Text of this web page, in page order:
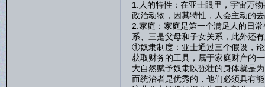
1.人的特性：在亚士眼里，宇宙万
政治动物，因其特性，人会主动的
2.家庭：家庭是第一个满足人的日
系、三是父母和子女关系，此外还
①奴隶制度：亚士通过三个假设，
获取财务的工具，属于家庭财产的
大自然赋予奴隶以强壮的身体就是
而统治者是优秀的，他们必须具有